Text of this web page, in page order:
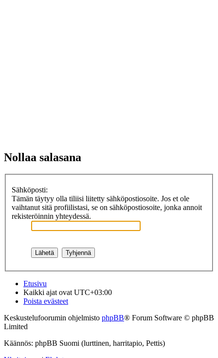
Nollaa salasana
Sähköposti:
Tämän täytyy olla tiliisi liitetty sähköpostiosoite. Jos et ole
vaihtanut sitä profiilistasi, se on sähköpostiosoite, jonka annoit
rekisteröinnin yhteydessä.
Etusivu
Kaikki ajat ovat UTC+03:00
Poista evästeet
Keskustelufoorumin ohjelmisto phpBB® Forum Software © phpBB
Limited
Käännös: phpBB Suomi (lurttinen, harritapio, Pettis)